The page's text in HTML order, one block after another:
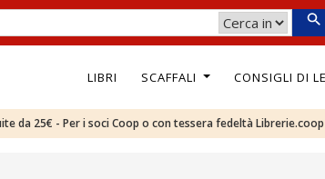
LIBRI SCAFFALI CONSIGLI DI
da 25€ - Per i soci Coop o con tessera fedeltà